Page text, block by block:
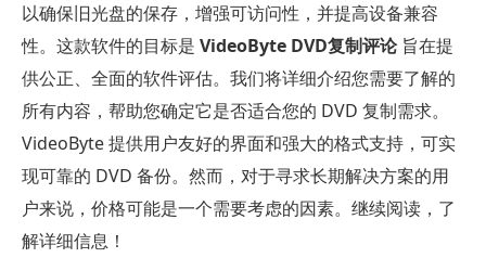
以确保旧光盘的保存，增强可访问性，并提高设备兼容
性。这款软件的目标是 VideoByte DVD复制评论 旨在提
供公正、全面的软件评估。我们将详细介绍您需要了解的
所有内容，帮助您确定它是否适合您的 DVD 复制需求。
VideoByte 提供用户友好的界面和强大的格式支持，可实
现可靠的 DVD 备份。然而，对于寻求长期解决方案的用
户来说，价格可能是一个需要考虑的因素。继续阅读，了
解详细信息！